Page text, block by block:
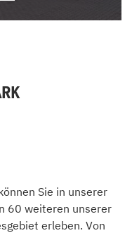
Sie in unserer
60 weiteren unserer
erleben. Von